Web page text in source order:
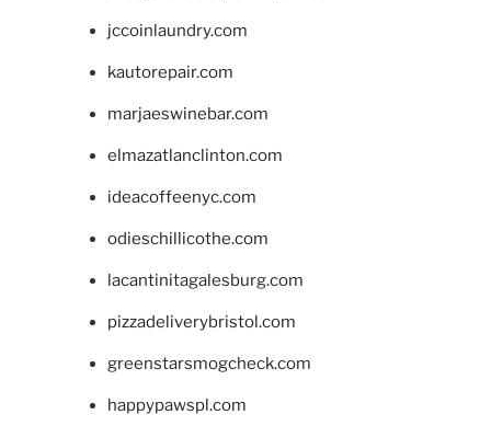
jccoinlaundry.com
kautorepair.com
marjaeswinebar.com
elmazatlanclinton.com
ideacoffeenyc.com
odieschillicothe.com
lacantinitagalesburg.com
pizzadeliverybristol.com
greenstarsmogcheck.com
happypawspl.com